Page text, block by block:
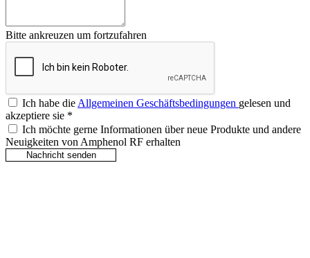
Bitte ankreuzen um fortzufahren
Ich habe die Allgemeinen Geschäftsbedingungen gelesen und
akzeptiere sie *
Ich möchte gerne Informationen über neue Produkte und andere
Neuigkeiten von Amphenol RF erhalten